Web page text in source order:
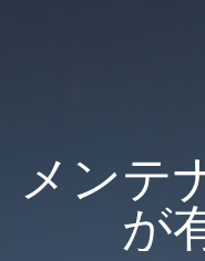
メンテ
が